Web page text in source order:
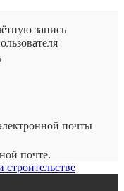
запись
почты
почте.